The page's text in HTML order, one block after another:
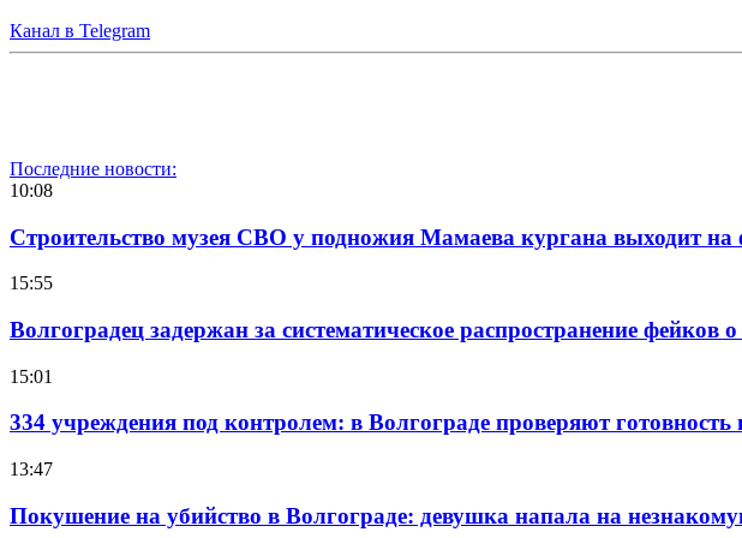
Канал в Telegram
Последние новости:
10:08
Строительство музея СВО у подножия Мамаева кургана выходит
15:55
Волгоградец задержан за систематическое распространение фейков
15:01
334 учреждения под контролем: в Волгограде проверяют
13:47
Покушение на убийство в Волгограде: девушка напала на